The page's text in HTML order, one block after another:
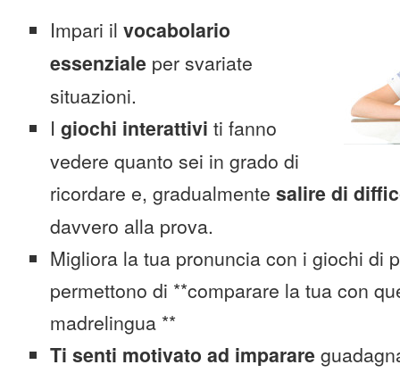
Impari il vocabolario
essenziale per svariate
situazioni.
I giochi interattivi ti fanno
vedere quanto sei in grado di
ricordare e, gradualmente salire di
davvero alla prova.
Migliora la tua pronuncia con i giochi di
permettono di **comparare la tua con
madrelingua **
Ti senti motivato ad imparare